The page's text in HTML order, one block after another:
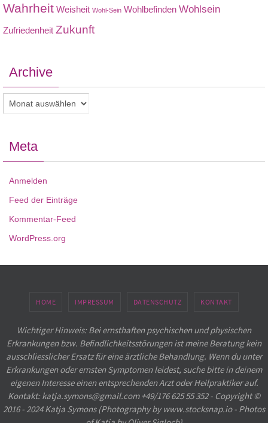
Wahrheit Weisheit Wohl-Sein Wohlbefinden Wohlsein
Zufriedenheit Zukunft
Archive
Archive
Meta
Anmelden
Feed der Einträge
Kommentar-Feed
WordPress.org
HOME IMPRESSUM DATENSCHUTZ KONTAKT
Wichtiger Hinweis: Bei ernsthaften psychischen und physischen
Erkrankungen bzw. Befindlichkeitsstörungen ist meine Beratung kein
ausschliesslicher Ersatz für eine ärztliche Behandlung. Wenn du unter
Erkrankungen oder ernsten Symptomen leidest, suche bitte in deinem
eigenen Interesse einen entsprechenden Arzt oder Heilpraktiker auf.
Kontakt: katja.symons@gmail.com +49/176 625 55 352 - Copyright ©
2016 - 2024 Katja Symons (Photography by www.stocksnap.io - Photos